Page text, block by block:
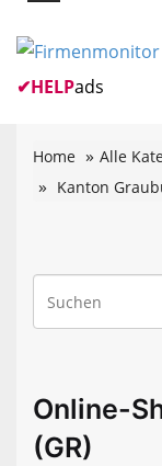
✔HELPads
Home Alle
Kanton
Online-
(GR)